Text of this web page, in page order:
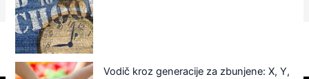
Vodič kroz generacije za zbunjene: X, Y,